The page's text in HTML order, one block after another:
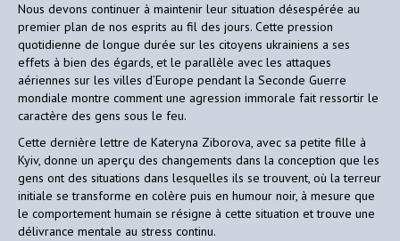
Nous devons continuer à maintenir leur situation désespérée au
premier plan de nos esprits au fil des jours. Cette pression
quotidienne de longue durée sur les citoyens ukrainiens a ses
effets à bien des égards, et le parallèle avec les attaques
aériennes sur les villes d’Europe pendant la Seconde Guerre
mondiale montre comment une agression immorale fait ressortir le
caractère des gens sous le feu.
Cette dernière lettre de Kateryna Ziborova, avec sa petite fille à
Kyiv, donne un aperçu des changements dans la conception que les
gens ont des situations dans lesquelles ils se trouvent, où la terreur
initiale se transforme en colère puis en humour noir, à mesure que
le comportement humain se résigne à cette situation et trouve une
délivrance mentale au stress continu.